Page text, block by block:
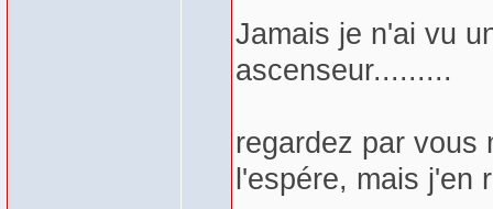
Jamais je n'ai vu
ascenseur.........
regardez par vous
l'espére, mais j'en